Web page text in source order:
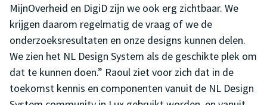
MijnOverheid en DigiD zijn we ook erg zichtbaar. We
krijgen daarom regelmatig de vraag of we de
onderzoeksresultaten en onze designs kunnen delen.
We zien het NL Design System als de geschikte plek om
dat te kunnen doen.” Raoul ziet voor zich dat in de
toekomst kennis en componenten vanuit de NL Design